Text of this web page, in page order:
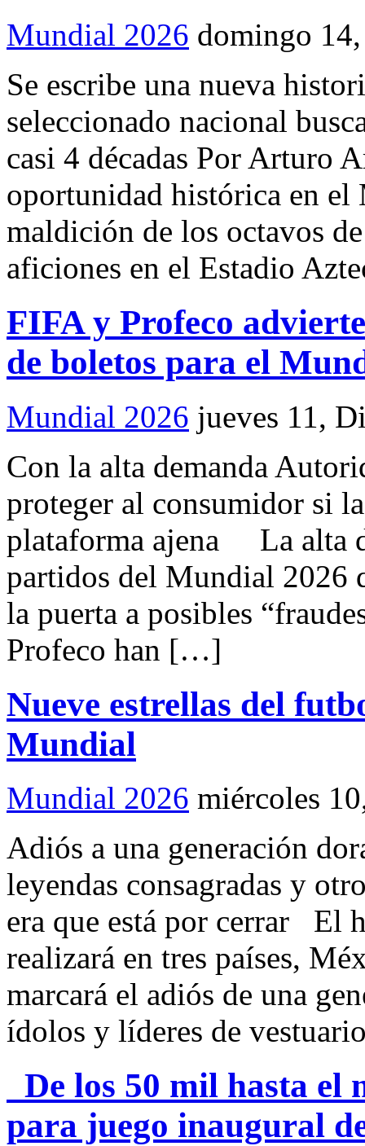
Mundial 2026 domingo
Se escribe una nueva
seleccionado nacional
casi 4 décadas Por Arturo
oportunidad histórica en
maldición de los octavos
aficiones en el Estadio
FIFA y Profeco
de boletos para el
Mundial 2026 jueves 11,
Con la alta demanda
proteger al consumidor si
plataforma ajena La alta
partidos del Mundial 2026
la puerta a posibles
Profeco han […]
Nueve estrellas del
Mundial
Mundial 2026 miércoles
Adiós a una generación
leyendas consagradas y
era que está por cerrar El
realizará en tres países,
marcará el adiós de una
ídolos y líderes de
De los 50 mil hasta el
para juego inaugural